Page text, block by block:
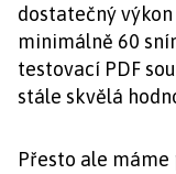
dostatečný
minimálně 60
testovací PDF
stále skvělá
Přesto ale